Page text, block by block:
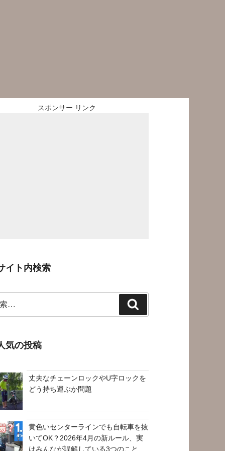
スポンサー リンク
イト内検索
索
気の投稿
丈夫なチェーンロックやU字ロックを
どう持ち運ぶか問題
黄色いセンターラインでも自転車を抜
いてOK？2026年4月の新ルール、実
はみんなが誤解している3つのこと